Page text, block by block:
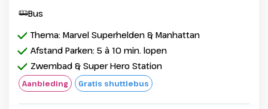
Bus
Thema: Marvel Superhelden & Manhattan
Afstand Parken: 5 à 10 min. lopen
Zwembad & Super Hero Station
Aanbieding Gratis shuttlebus